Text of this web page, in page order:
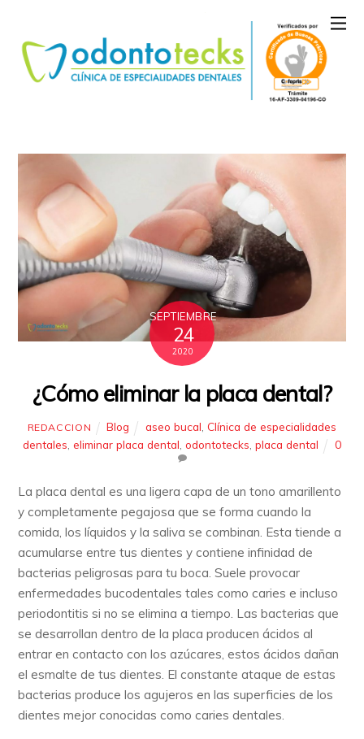
SEPTIEMBRE
24
2020
¿Cómo eliminar la placa dental?
REDACCION Blog aseo bucal ,Clínica de especialidades
dentales eliminar placa dental odontotecks placa dental 0
La placa dental es una ligera capa de un tono amarillento
y completamente pegajosa que se forma cuando la
comida, los líquidos y la saliva se combinan. Esta tiende a
acumularse entre tus dientes y contiene infinidad de
bacterias peligrosas para tu boca. Suele provocar
enfermedades bucodentales tales como caries e incluso
periodontitis si no se elimina a tiempo. Las bacterias que
se desarrollan dentro de la placa producen ácidos al
entrar en contacto con los azúcares, estos ácidos dañan
el esmalte de tus dientes. El constante ataque de estas
bacterias produce los agujeros en las superficies de los
dientes mejor conocidas como caries dentales.